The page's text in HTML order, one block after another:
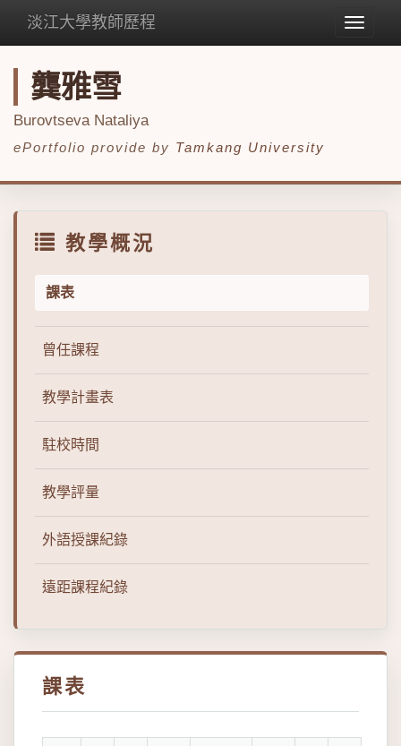
Toggle
淡江大學教師歷程
龔雅雪
Burovtseva Nataliya
ePortfolio provide by Tamkang University
教學概況
課表
曾任課程
教學計畫表
駐校時間
教學評量
外語授課紀錄
遠距課程紀錄
課表